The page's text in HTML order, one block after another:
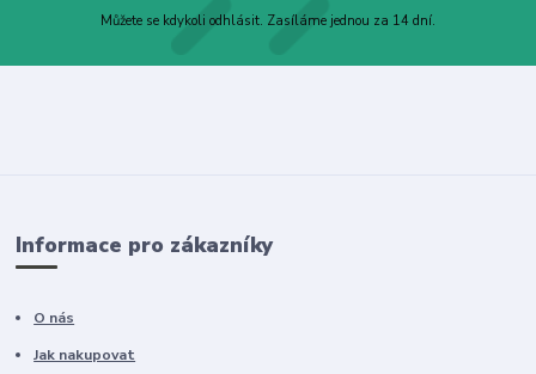
Můžete se kdykoli odhlásit. Zasíláme jednou za 14 dní.
Informace pro zákazníky
O nás
Jak nakupovat